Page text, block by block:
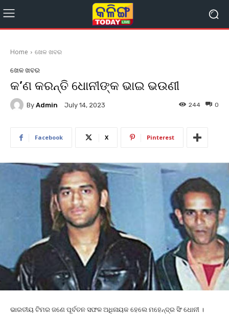
Home ଖେଳ ଖବର
ଖେଳ ଖବର
କ’ଣ କରନ୍ତି ଧୋନୀଙ୍କ ଭାଇ ଭଉଣୀ
By Admin July 14, 2023 0
244
Facebook X Pinterest
ଭାରତୀୟ ଟିମର ଜଣେ ପୂର୍ବତନ ସଫଳ ଅଧିନାୟକ ହେଲେ ମହେନ୍ଦ୍ର ସିଂ ଧୋନୀ ।